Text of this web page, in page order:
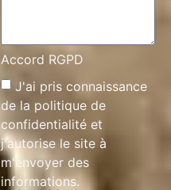
Accord RGPD
J'ai pris connaissance
de la politique de
confidentialité et
j'autorise le site à
m'envoyer des
informations.